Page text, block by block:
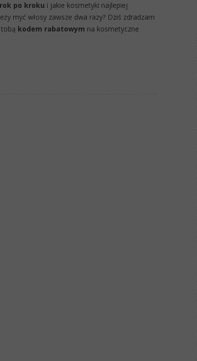
po kroku i jakie kosmetyki najlepiej
myć włosy zawsze dwa razy? Dziś zdradzam
kodem rabatowym na kosmetyczne